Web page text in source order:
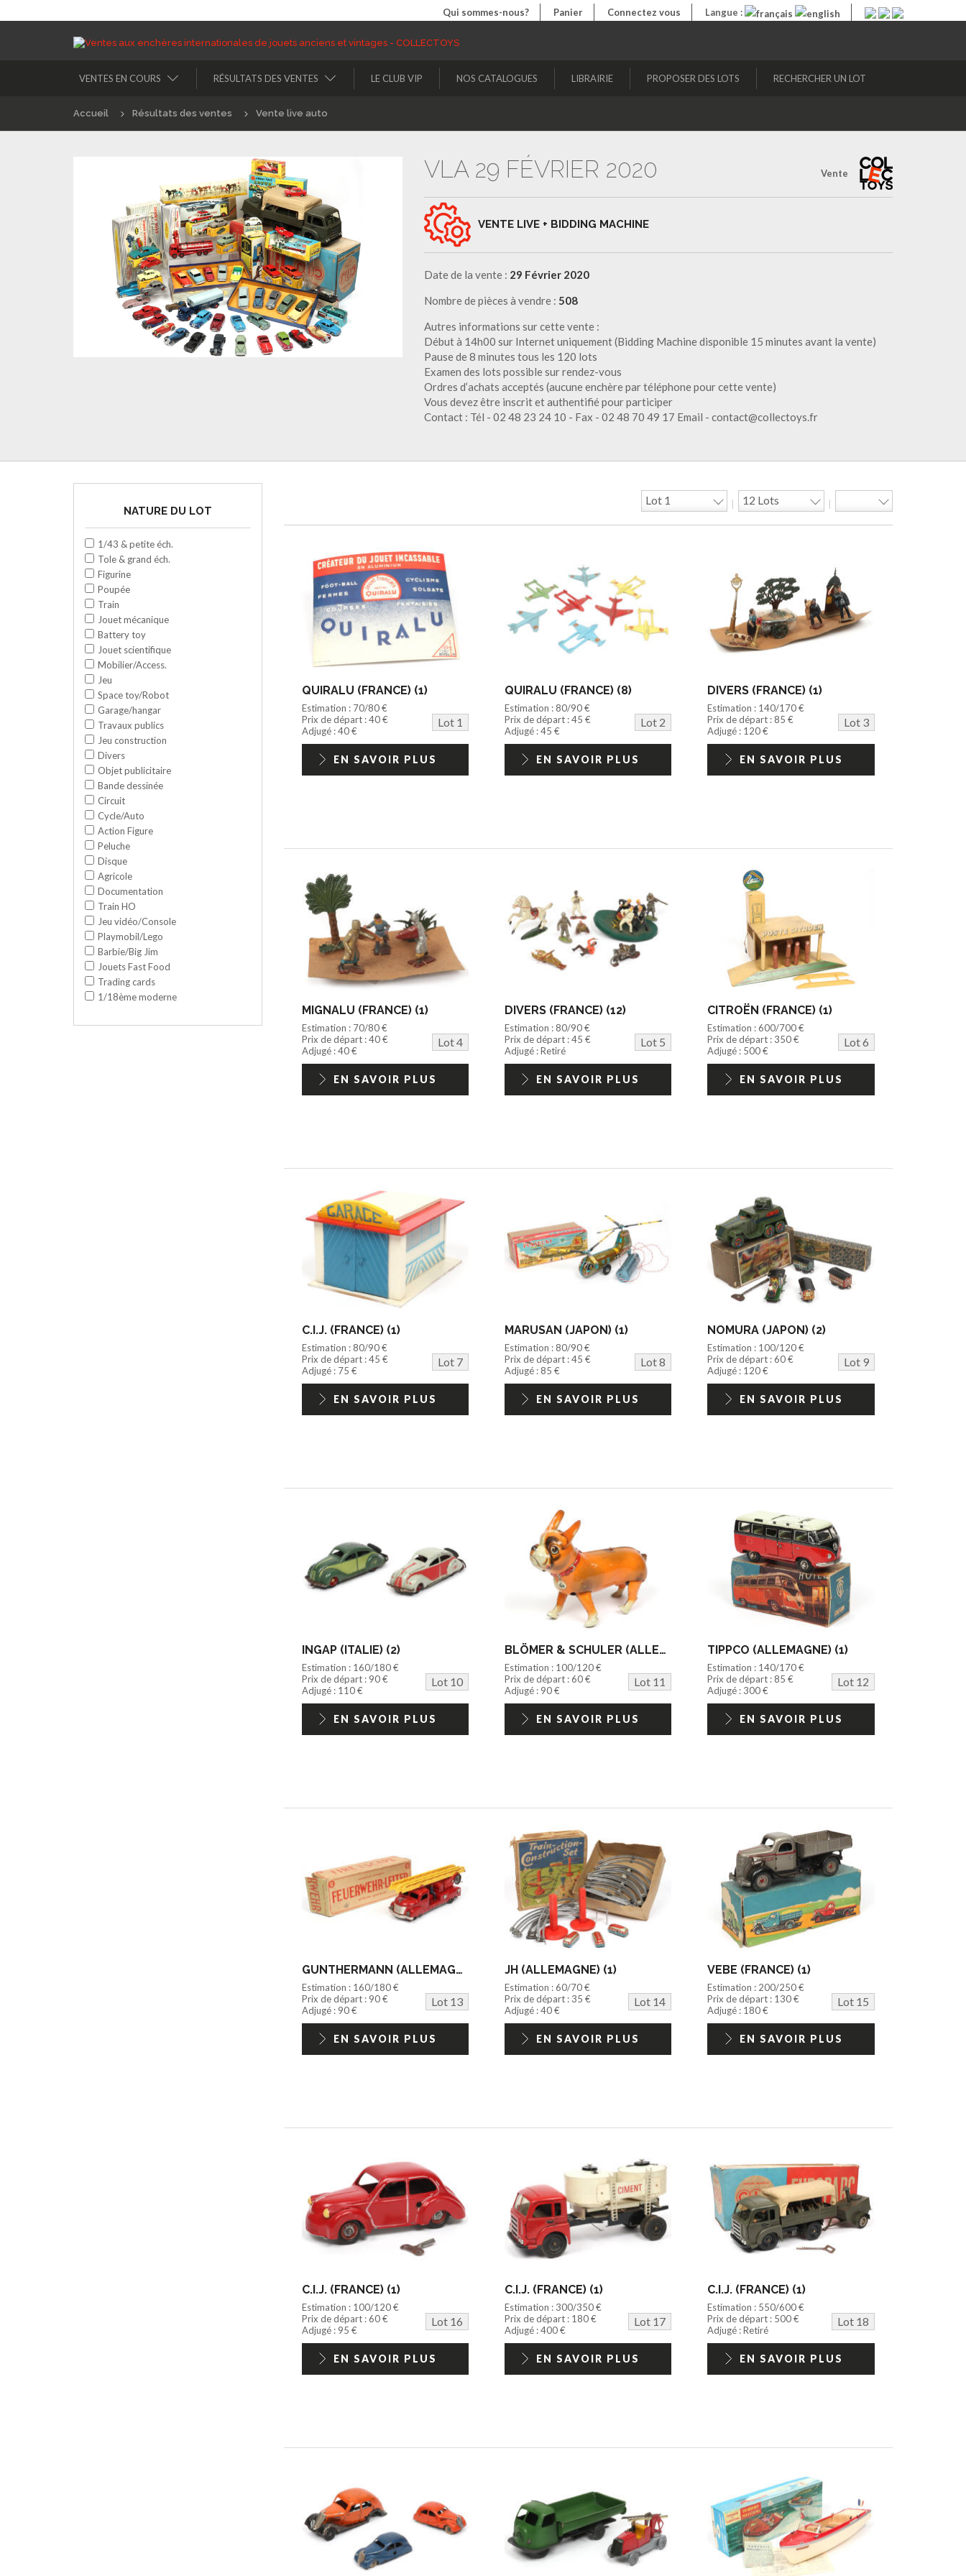
Qui sommes-nous? Panier Connectez vous Langue :
VENTES EN COURS RÉSULTATS DES VENTES LE CLUB VIP NOS CATALOGUES LIBRAIRIE PROPOSER DES LOTS RECHERCHER UN LOT
Accueil Résultats des ventes Vente live auto
Vente
VLA 29 FÉVRIER 2020
VENTE LIVE + BIDDING MACHINE
Date de la vente : 29 Février 2020
Nombre de pièces à vendre : 508
Autres informations sur cette vente :
Début à 14h00 sur Internet uniquement (Bidding Machine disponible 15 minutes avant la vente)
Pause de 8 minutes tous les 120 lots
Examen des lots possible sur rendez-vous
Ordres d’achats acceptés (aucune enchère par téléphone pour cette vente)
Vous devez être inscrit et authentifié pour participer
Contact : Tél - 02 48 23 24 10 - Fax - 02 48 70 49 17 Email - contact@collectoys.fr
NATURE DU LOT
1/43 & petite éch.
Tole & grand éch.
Figurine
Poupée
Train
Jouet mécanique
Battery toy
Jouet scientifique
Mobilier/Access.
Jeu
Space toy/Robot
Garage/hangar
Travaux publics
Jeu construction
Divers
Objet publicitaire
Bande dessinée
Circuit
Cycle/Auto
Action Figure
Peluche
Disque
Agricole
Documentation
Train HO
Jeu vidéo/Console
Playmobil/Lego
Barbie/Big Jim
Jouets Fast Food
Trading cards
1/18ème moderne
QUIRALU (FRANCE) (1)
Estimation : 70/80 €
Prix de départ : 40 €
Lot 1
Adjugé : 40 €
EN SAVOIR PLUS
QUIRALU (FRANCE) (8)
Estimation : 80/90 €
Prix de départ : 45 €
Lot 2
Adjugé : 45 €
EN SAVOIR PLUS
DIVERS (FRANCE) (1)
Estimation : 140/170 €
Prix de départ : 85 €
Lot 3
Adjugé : 120 €
EN SAVOIR PLUS
MIGNALU (FRANCE) (1)
Estimation : 70/80 €
Prix de départ : 40 €
Lot 4
Adjugé : 40 €
EN SAVOIR PLUS
DIVERS (FRANCE) (12)
Estimation : 80/90 €
Prix de départ : 45 €
Lot 5
Adjugé : Retiré
EN SAVOIR PLUS
CITROËN (FRANCE) (1)
Estimation : 600/700 €
Prix de départ : 350 €
Lot 6
Adjugé : 500 €
EN SAVOIR PLUS
C.I.J. (FRANCE) (1)
Estimation : 80/90 €
Prix de départ : 45 €
Lot 7
Adjugé : 75 €
EN SAVOIR PLUS
MARUSAN (JAPON) (1)
Estimation : 80/90 €
Prix de départ : 45 €
Lot 8
Adjugé : 85 €
EN SAVOIR PLUS
NOMURA (JAPON) (2)
Estimation : 100/120 €
Prix de départ : 60 €
Lot 9
Adjugé : 120 €
EN SAVOIR PLUS
INGAP (ITALIE) (2)
Estimation : 160/180 €
Prix de départ : 90 €
Lot 10
Adjugé : 110 €
EN SAVOIR PLUS
BLÖMER & SCHULER (ALLEMAGNE) (1)
Estimation : 100/120 €
Prix de départ : 60 €
Lot 11
Adjugé : 90 €
EN SAVOIR PLUS
TIPPCO (ALLEMAGNE) (1)
Estimation : 140/170 €
Prix de départ : 85 €
Lot 12
Adjugé : 300 €
EN SAVOIR PLUS
GUNTHERMANN (ALLEMAGNE) (1)
Estimation : 160/180 €
Prix de départ : 90 €
Lot 13
Adjugé : 90 €
EN SAVOIR PLUS
JH (ALLEMAGNE) (1)
Estimation : 60/70 €
Prix de départ : 35 €
Lot 14
Adjugé : 40 €
EN SAVOIR PLUS
VEBE (FRANCE) (1)
Estimation : 200/250 €
Prix de départ : 130 €
Lot 15
Adjugé : 180 €
EN SAVOIR PLUS
C.I.J. (FRANCE) (1)
Estimation : 100/120 €
Prix de départ : 60 €
Lot 16
Adjugé : 95 €
EN SAVOIR PLUS
C.I.J. (FRANCE) (1)
Estimation : 300/350 €
Prix de départ : 180 €
Lot 17
Adjugé : 400 €
EN SAVOIR PLUS
C.I.J. (FRANCE) (1)
Estimation : 550/600 €
Prix de départ : 500 €
Lot 18
Adjugé : Retiré
EN SAVOIR PLUS